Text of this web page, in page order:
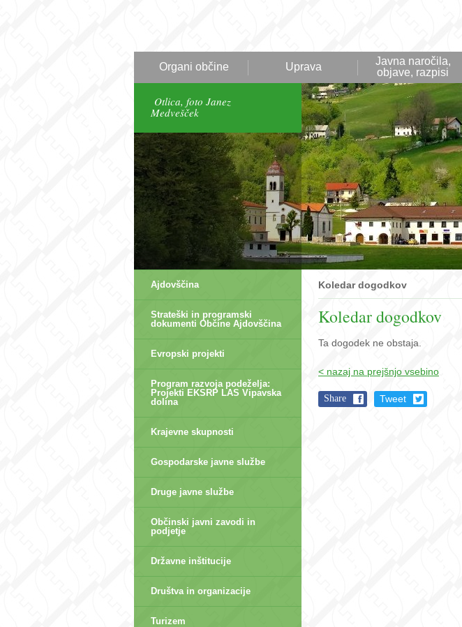
Organi občine Uprava
Javna naročila,
objave, razpisi
Otlica, foto Janez
Medvešček
Ajdovščina
Strateški in programski
dokumenti Občine Ajdovščina
Evropski projekti
Program razvoja podeželja:
Projekti EKSRP LAS Vipavska
dolina
Krajevne skupnosti
Gospodarske javne službe
Druge javne službe
Občinski javni zavodi in
podjetje
Državne inštitucije
Društva in organizacije
Turizem
Koledar dogodkov
Koledar dogodkov
Ta dogodek ne obstaja.
< nazaj na prejšnjo vsebino
Share Tweet